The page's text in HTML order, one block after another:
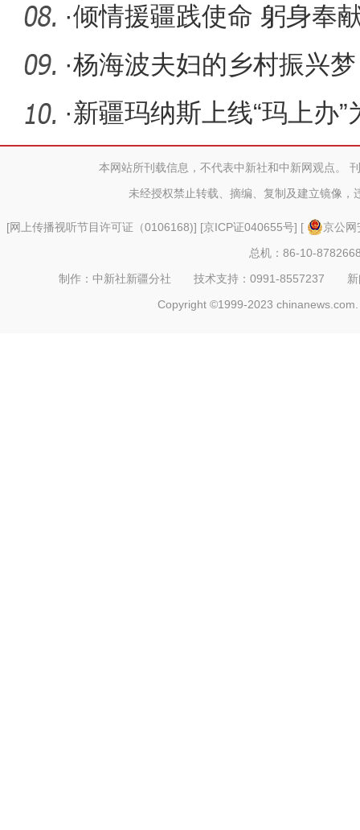
安全宣
·倾情援疆践使命 躬身
市党委组
·杨海波夫妇的乡村振兴梦
·新疆玛纳斯上线“玛上办
推动群
本网站所刊载信息，不代表中新社和中新网观点。
未经授权禁止转载、摘编、复制及建立镜像，
[网上传播视听节目许可证（0106168)] [京ICP证040655号] [
京公
总机：86-10-
制作：中新社新疆分社 技术支持：0991-8557237
Copyright ©1999-2023